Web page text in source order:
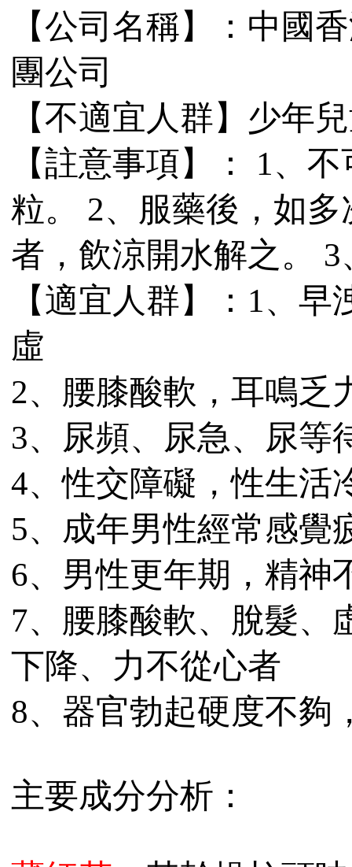
【公司名稱】：中國
團公司
【不適宜人群】少年
【註意事項】： 1、
粒。 2、服藥後，如
者，飲涼開水解之。
【適宜人群】：1、
虛
2、腰膝酸軟，耳鳴乏
3、尿頻、尿急、尿等
4、性交障礙，性生活
5、成年男性經常感覺
6、男性更年期，精神
7、腰膝酸軟、脫髮、
下降、力不從心者
8、器官勃起硬度不夠
主要成分分析：